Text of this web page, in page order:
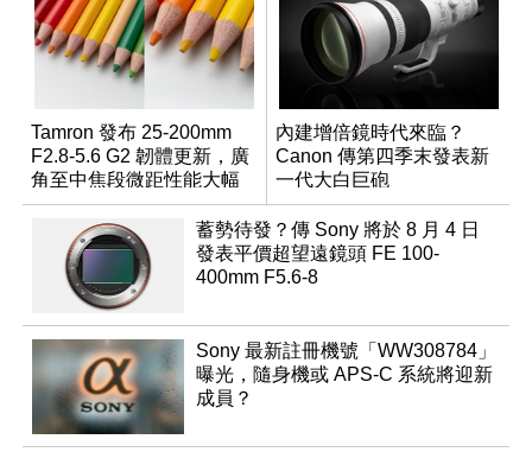
Tamron 發布 25-200mm
F2.8-5.6 G2 韌體更新，廣
角至中焦段微距性能大幅
升級
內建增倍鏡時代來臨？
Canon 傳第四季末發表新
一代大白巨砲
蓄勢待發？傳 Sony 將於 8 月 4 日
發表平價超望遠鏡頭 FE 100-
400mm F5.6-8
Sony 最新註冊機號「WW308784」
曝光，隨身機或 APS-C 系統將迎新
成員？